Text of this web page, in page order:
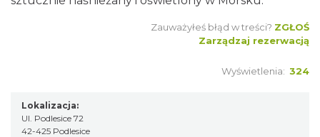
Zauważyłeś błąd w treści? ZGŁOŚ
Zarządzaj rezerwacją
Wyświetlenia: 324
Lokalizacja:
Ul. Podlesice 72
42-425 Podlesice